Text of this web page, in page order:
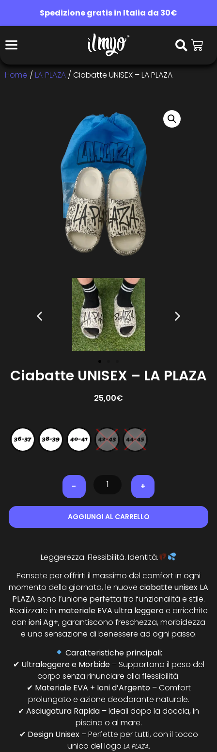
Spedizione gratis in Italia da 30€
Home / LA PLAZA / Ciabatte UNISEX – LA PLAZA
Ciabatte UNISEX – LA PLAZA
25,00€
- +
AGGIUNGI AL CARRELLO
Leggerezza. Flessibilità. Identità.
Pensate per offrirti il massimo del comfort in ogni
momento della giornata, le nuove ciabatte unisex LA
PLAZA sono l’unione perfetta tra funzionalità e stile.
Realizzate in materiale EVA ultra leggeroe arricchite
con ioni Ag+, garantiscono freschezza, morbidezza
e una sensazione di benessere ad ogni passo.
Caratteristiche principali:
✔ Ultraleggere e Morbide– Supportano il peso del
corpo senza rinunciare alla flessibilità.
✔ Materiale EVA + Ioni d’Argento– Comfort
prolungato e azione deodorante naturale.
✔ Asciugatura Rapida – Ideali dopo la doccia, in
piscina o al mare.
✔ Design Unisex– Perfette per tutti, con il tocco
unico del logo LA PLAZA.